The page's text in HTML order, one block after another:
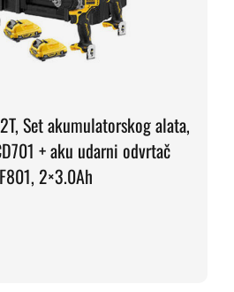
Set akumulatorskog alata,
+ aku udarni odvrtač
2×3.0Ah
RSD.
RSD.